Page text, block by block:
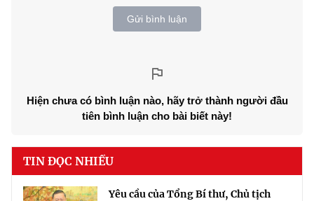
Gửi bình luận
Hiện chưa có bình luận nào, hãy trở thành người đầu
tiên bình luận cho bài biết này!
TIN ĐỌC NHIỀU
Yêu cầu của Tổng Bí thư, Chủ tịch